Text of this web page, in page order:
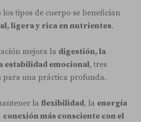
los tipos de cuerpo se benefician
ligera y rica en nutrientes.
mejora la digestión, la
estabilidad emocional, tres
para una práctica profunda.
la flexibilidad, la energía
conexión más consciente con el